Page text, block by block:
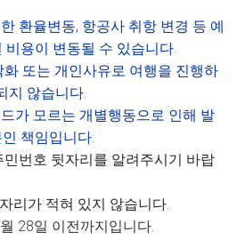
환율변동, 항공사 취항 변경 등 예
용이 변동될 수 있습니다.
또는 개인사유로 여행을 진행하
지 않습니다.
가 모르는 개별행동으로 인해 발
책임입니다.
번호 뒷자리를 알려주시기 바랍
리가 적혀 있지 않습니다.
28일 이전까지입니다.